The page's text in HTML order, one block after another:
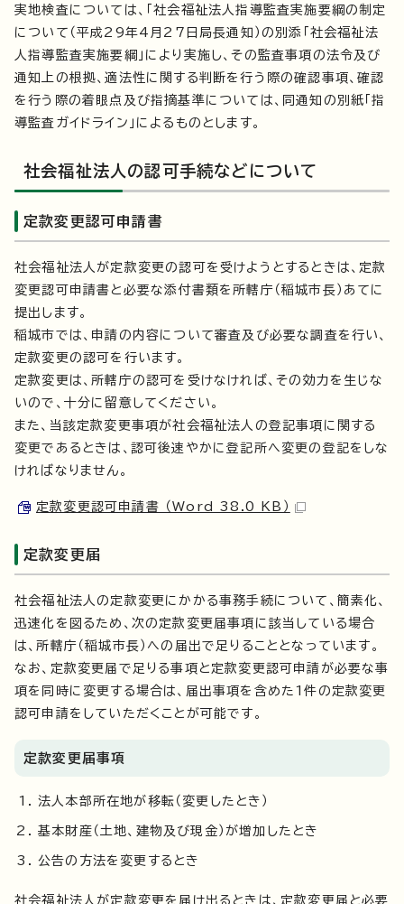
実地検査については、「社会福祉法人指導監査実施要綱の制定
について（平成29年4月27日局長通知）の別添「社会福祉法
人指導監査実施要綱」により実施し、その監査事項の法令及び
通知上の根拠、適法性に関する判断を行う際の確認事項、確認
を行う際の着眼点及び指摘基準については、同通知の別紙「指
導監査ガイドライン」によるものとします。
社会福祉法人の認可手続などについて
定款変更認可申請書
社会福祉法人が定款変更の認可を受けようとするときは、定款
変更認可申請書と必要な添付書類を所轄庁（稲城市長）あてに
提出します。
稲城市では、申請の内容について審査及び必要な調査を行い、
定款変更の認可を行います。
定款変更は、所轄庁の認可を受けなければ、その効力を生じな
いので、十分に留意してください。
また、当該定款変更事項が社会福祉法人の登記事項に関する
変更であるときは、認可後速やかに登記所へ変更の登記をしな
ければなりません。
定款変更認可申請書 （Word 38.0 KB）
定款変更届
社会福祉法人の定款変更にかかる事務手続について、簡素化、
迅速化を図るため、次の定款変更届事項に該当している場合
は、所轄庁（稲城市長）への届出で足りることとなっています。
なお、定款変更届で足りる事項と定款変更認可申請が必要な事
項を同時に変更する場合は、届出事項を含めた1件の定款変更
認可申請をしていただくことが可能です。
定款変更届事項
法人本部所在地が移転（変更したとき）
基本財産（土地、建物及び現金）が増加したとき
公告の方法を変更するとき
社会福祉法人が定款変更を届け出るときは、定款変更届と必要